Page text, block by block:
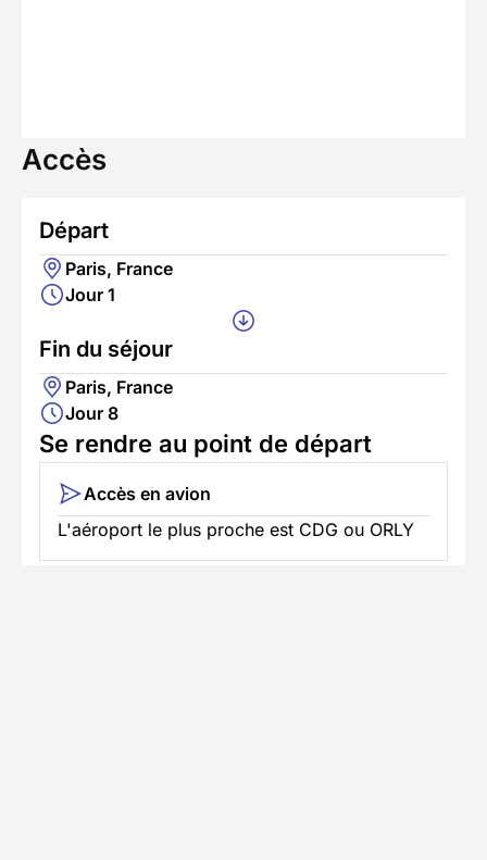
Accès
Départ
Paris, France
Jour 1
Fin du séjour
Paris, France
Jour 8
Se rendre au point de départ
Accès en avion
L'aéroport le plus proche est CDG ou ORLY